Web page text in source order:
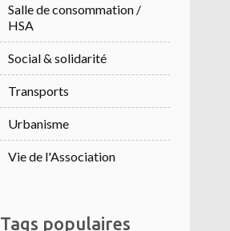
Salle de consommation /
HSA
Social & solidarité
Transports
Urbanisme
Vie de l'Association
Tags populaires